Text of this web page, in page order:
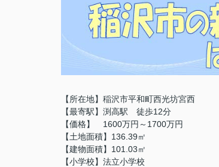
【所在地】稲沢市平和町西光坊宮西
【最寄駅】渕高駅 徒歩12分
【価格】 1600万円～1700万円
【土地面積】136.39㎡
【建物面積】101.03㎡
【小学校】法立小学校